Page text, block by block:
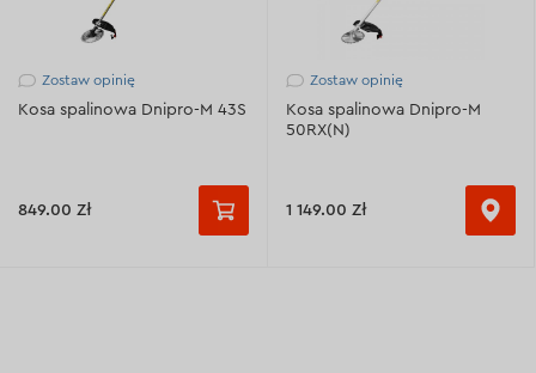
Zostaw opinię
Kosa spalinowa Dnipro-M 43S
849.00 Zł
Zostaw opinię
Kosa spalinowa Dnipro-M
50RX(N)
1 149.00 Zł